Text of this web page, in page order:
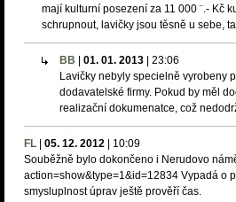
mají kulturní posezení za 11 000 ¨.- Kč
schrupnout, lavičky jsou těsně u sebe,
BB 01. 01. 2013 23:06
Lavičky nebyly specielně vyrobeny
dodavatelské firmy. Pokud by měl
realizační dokumenatce, což
FL 05. 12. 2012 10:09
Souběžně bylo dokončeno i Nerudovo
action=show&type=1&id=12834 Vypadá o
smysluplnost úprav ještě prověří čas.